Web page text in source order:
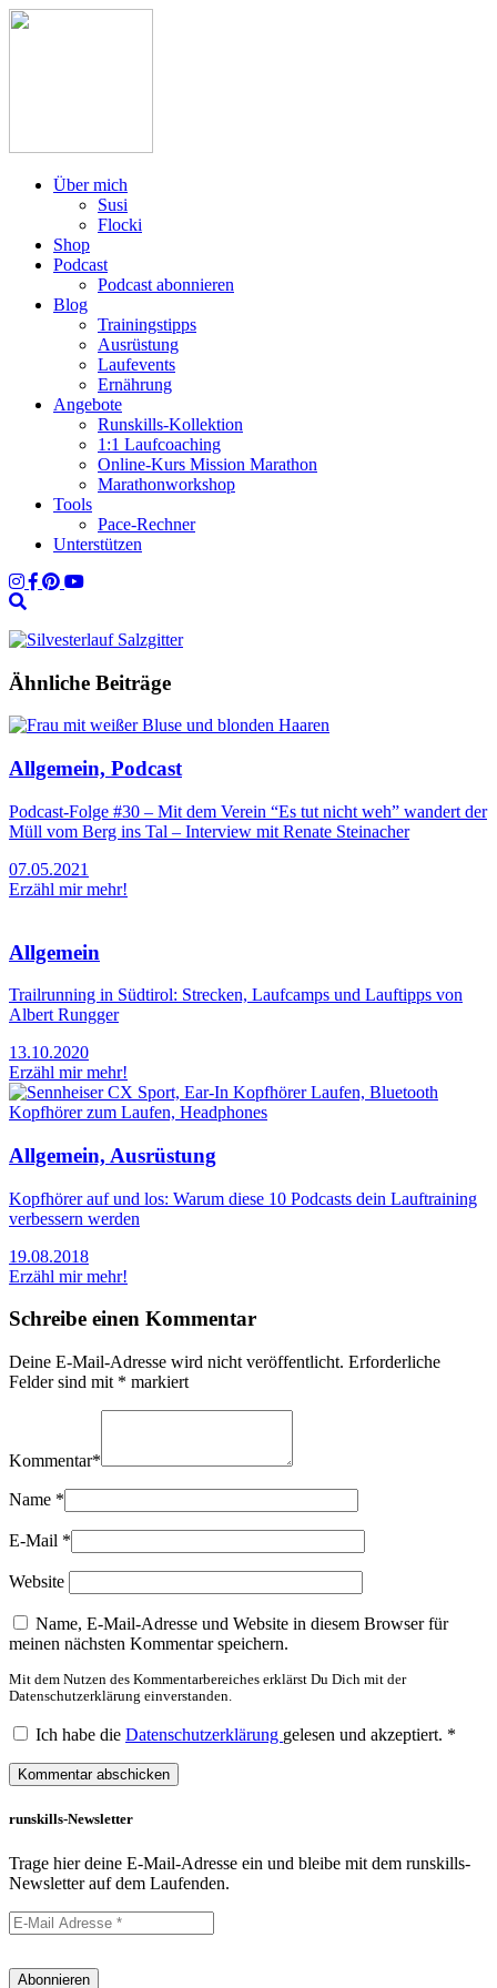
Über mich
Susi
Flocki
Shop
Podcast
Podcast abonnieren
Blog
Trainingstipps
Ausrüstung
Laufevents
Ernährung
Angebote
Runskills-Kollektion
1:1 Laufcoaching
Online-Kurs Mission Marathon
Marathonworkshop
Tools
Pace-Rechner
Unterstützen
Ähnliche Beiträge
Allgemein, Podcast
Podcast-Folge #30 – Mit dem Verein “Es tut nicht weh” wandert der
Müll vom Berg ins Tal – Interview mit Renate Steinacher
07.05.2021
Erzähl mir mehr!
Allgemein
Trailrunning in Südtirol: Strecken, Laufcamps und Lauftipps von
Albert Rungger
13.10.2020
Erzähl mir mehr!
Allgemein, Ausrüstung
Kopfhörer auf und los: Warum diese 10 Podcasts dein Lauftraining
verbessern werden
19.08.2018
Erzähl mir mehr!
Schreibe einen Kommentar
Deine E-Mail-Adresse wird nicht veröffentlicht. Erforderliche
Felder sind mit * markiert
Kommentar*
Name *
E-Mail *
Website
Name, E-Mail-Adresse und Website in diesem Browser für
meinen nächsten Kommentar speichern.
Mit dem Nutzen des Kommentarbereiches erklärst Du Dich mit der
Datenschutzerklärung einverstanden.
Ich habe die Datenschutzerklärung gelesen und akzeptiert. *
runskills-Newsletter
Trage hier deine E-Mail-Adresse ein und bleibe mit dem runskills-
Newsletter auf dem Laufenden.